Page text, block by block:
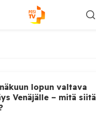
lopun valtava
Venäjälle – mitä siitä